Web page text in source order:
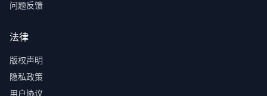
问题反馈
法律
版权声明
隐私政策
用户协议